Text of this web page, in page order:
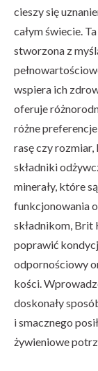
cieszy się
całym świecie.
stworzona z
wspiera ich
oferuje
różne
rasę czy
składniki
minerały, które
funkcjonowania
składnikom, Brit
poprawić
odpornościowy
kości.
doskonały
i smacznego
żywieniowe